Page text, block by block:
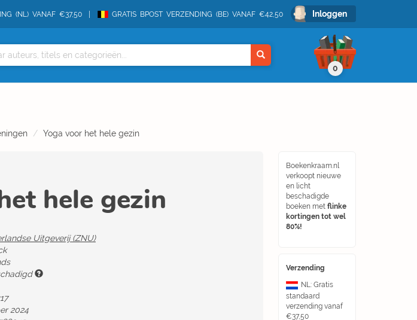
(NL) VANAF €37,50 GRATIS BPOST VERZENDING (BE) VANAF €42,50 Inloggen
0
Yoga voor het hele gezin
Boekenkraam.nl
verkoopt nieuwe
en licht
beschadigde
boeken met flinke
kortingen tot wel
80%!
Verzending
NL: Gratis
standaard
verzending vanaf
€37,50
hele gezin
Uitgeverij (ZNU)
2024